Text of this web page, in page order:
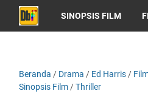
SINOPSIS FILM
Beranda / Drama / Ed Harris /
Sinopsis Film /Thriller